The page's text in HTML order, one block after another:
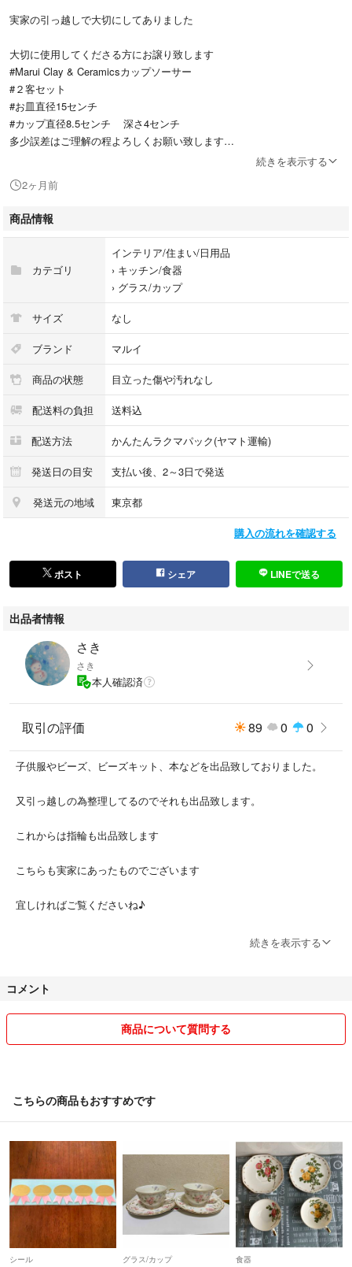
実家の引っ越しで大切にしてありました
大切に使用してくださる方にお譲り致します
#Marui Clay & Ceramicsカップソーサー
#２客セット
#お皿直径15センチ
#カップ直径8.5センチ 深さ4センチ
多少誤差はご理解の程よろしくお願い致します
続きを表示する
2ヶ月前
商品情報
カテゴリ
インテリア/住まい/日用品
› キッチン/食器
› グラス/カップ
サイズ なし
ブランド マルイ
商品の状態 目立った傷や汚れなし
配送料の負担 送料込
配送方法 かんたんラクマパック(ヤマト運輸)
発送日の目安 支払い後、2～3日で発送
発送元の地域 東京都
購入の流れを確認する
ポスト シェア LINEで送る
出品者情報
さき
さき
本人確認済
取引の評価 89 0 0
子供服やビーズ、ビーズキット、本などを出品致しておりました。
又引っ越しの為整理してるのでそれも出品致します。
これからは指輪も出品致します
こちらも実家にあったものでございます
宜しければご覧くださいね♪
続きを表示する
コメント
商品について質問する
こちらの商品もおすすめです
シール グラス/カップ 食器